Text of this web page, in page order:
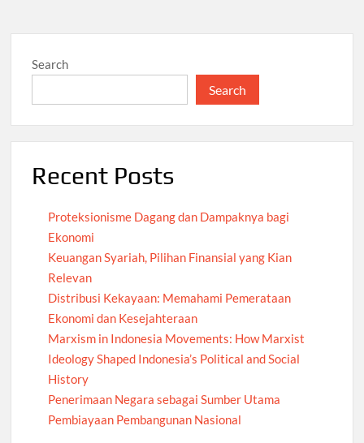
Search
Search
Recent Posts
Proteksionisme Dagang dan Dampaknya bagi
Ekonomi
Keuangan Syariah, Pilihan Finansial yang Kian
Relevan
Distribusi Kekayaan: Memahami Pemerataan
Ekonomi dan Kesejahteraan
Marxism in Indonesia Movements: How Marxist
Ideology Shaped Indonesia’s Political and Social
History
Penerimaan Negara sebagai Sumber Utama
Pembiayaan Pembangunan Nasional